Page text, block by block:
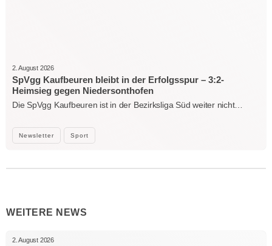
Newsletter Sport
2. August 2026
SpVgg Kaufbeuren bleibt in der Erfolgsspur – 3:2-
Heimsieg gegen Niedersonthofen
Die SpVgg Kaufbeuren ist in der Bezirksliga Süd weiter nicht…
WEITERE NEWS
2. August 2026